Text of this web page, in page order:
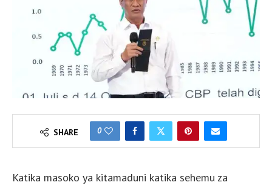
SHARE 0
Katika masoko ya kitamaduni katika sehemu za